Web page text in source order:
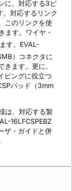
に、対応する3ピ
。対応するリンク
このリンクを使
ます。ワイヤ・
す。EVAL-
）コネクタに
ます。更に、
ピングに役立つ
パッド（3mm
は、対応する製
16LFCSPEBZ
ザ・ガイドと併